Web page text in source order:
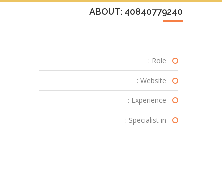
ABOUT: 40840779240
Role :
Website :
Experience :
Specialist in :